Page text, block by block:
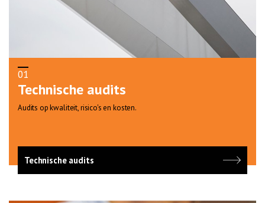
01
Technische audits
Audits op kwaliteit, risico's en kosten.
Technische audits